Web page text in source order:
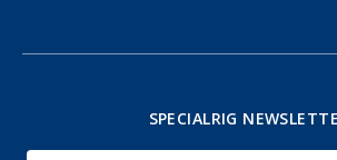
SPECIALRIG